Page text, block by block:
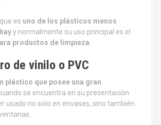
es uno de los plásticos menos
y normalmente su uso principal es el
productos de limpieza
de vinilo o PVC
plástico que posee una gran
se encuentra en su presentación
usado no solo en envases, sino también